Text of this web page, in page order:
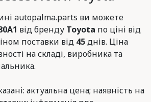
autopalma.parts ви можете
від бренду Toyota по ціні від
поставки від 45днів. Ціна
на складі, виробника та
актуальна цена; наявність на